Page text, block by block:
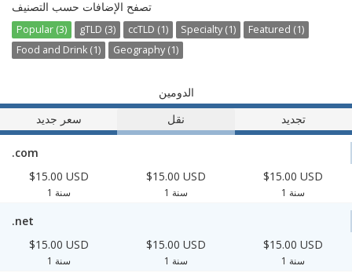
تصفح الإضافات حسب التصنيف
Popular (3) gTLD (3) ccTLD (1) Specialty (1)
Featured (1)
Food and Drink (1)
Geography (1)
الدومين
سعر جديد
نقل تجديد
.com
$15.00 USD
1 سنة
$15.00 USD
1 سنة
$15.00 USD
1 سنة
.net
$15.00 USD
1 سنة
$15.00 USD
1 سنة
$15.00 USD
1 سنة